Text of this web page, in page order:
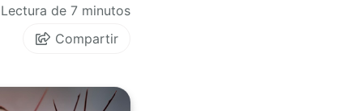
Lectura de 7 minutos
Compartir